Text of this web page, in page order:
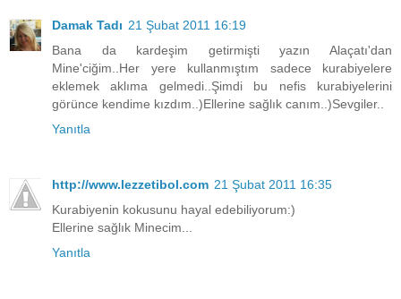
Damak Tadı 21 Şubat 2011 16:19
Bana da kardeşim getirmişti yazın Alaçatı'dan
Mine'ciğim..Her yere kullanmıştım sadece kurabiyelere
eklemek aklıma gelmedi..Şimdi bu nefis kurabiyelerini
görünce kendime kızdım..)Ellerine sağlık canım..)Sevgiler..
Yanıtla
http://www.lezzetibol.com 21 Şubat 2011 16:35
Kurabiyenin kokusunu hayal edebiliyorum:)
Ellerine sağlık Minecim...
Yanıtla